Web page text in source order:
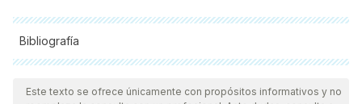
Bibliografía
Todas las fuentes citadas fueron revisadas a profundidad por
nuestro equipo, para asegurar su calidad, confiabilidad,
Este texto se ofrece únicamente con propósitos informativos y no